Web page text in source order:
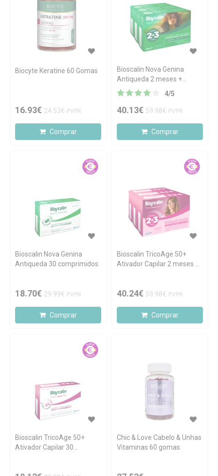
Biocyte Keratine 60 Gomas
16.93€ 24.53€ PVPR
Comprar
Bioscalin Nova Genina
Antiqueda 2 meses +
OFERTA 1 mês
4/5
40.13€ 59.98€ PVPR
Comprar
Bioscalin Nova Genina
Antiqueda 30 comprimidos
18.70€ 29.99€ PVPR
Comprar
Bioscalin TricoAge 50+
Ativador Capilar 2 meses +
40.24€ 59.98€ PVPR
Comprar
Bioscalin TricoAge 50+
Ativador Capilar 30
Chic & Love Cabelo & Unhas
Vitaminas 60 gomas